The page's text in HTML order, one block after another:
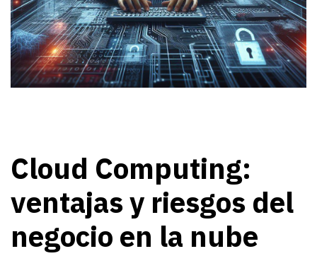
Cloud Computing:
ventajas y riesgos del
negocio en la nube